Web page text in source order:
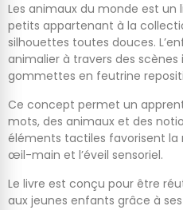
Les animaux du monde est un
petits appartenant à la
silhouettes toutes douces.
animalier à travers des
gommettes en feutrine
Ce concept permet un
mots, des animaux et des
éléments tactiles favorisent
œil-main et l’éveil sensoriel.
Le livre est conçu pour être
aux jeunes enfants grâce à